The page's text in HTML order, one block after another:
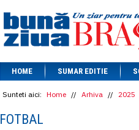
HOME SUMAR EDITIE
Sunteti aici: Home // Arhiva // 2025
FOTBAL